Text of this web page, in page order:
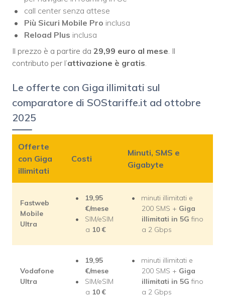
call center senza attese
Più Sicuri Mobile Pro inclusa
Reload Plus inclusa
Il prezzo è a partire da 29,99 euro al mese. Il
contributo per l’attivazione è gratis.
Le offerte con Giga illimitati sul
comparatore di SOStariffe.it ad ottobre
2025
Offerte
con Giga
illimitati
Costi
Minuti, SMS e
Gigabyte
Fastweb
Mobile
Ultra
19,95
€/mese
SIM/eSIM
a 10 €
minuti illimitati e
200 SMS + Giga
illimitati in 5G fino
a 2 Gbps
Vodafone
Ultra
19,95
€/mese
SIM/eSIM
a 10 €
minuti illimitati e
200 SMS + Giga
illimitati in 5G fino
a 2 Gbps